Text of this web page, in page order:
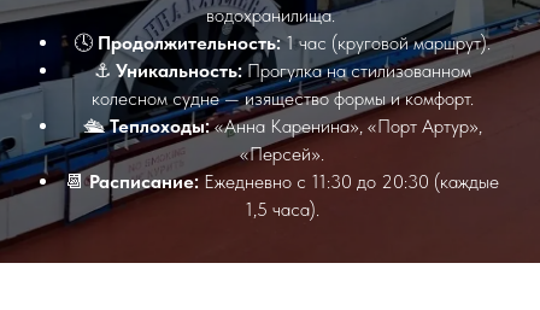
водохранилища.
🕓 Продолжительность:1 час (круговой маршрут).
⚓ Уникальность:Прогулка на стилизованном
колесном судне — изящество формы и комфорт.
🛳️Теплоходы:«Анна Каренина», «Порт Артур»,
«Персей».
📆Расписание:Ежедневно с 11:30 до 20:30 (каждые
1,5 часа).